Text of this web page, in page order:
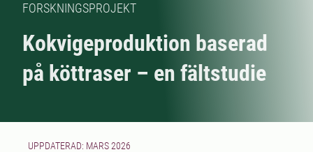
FORSKNINGSPROJEKT
Kokvigeproduktion baserad
på köttraser – en fältstudie
UPPDATERAD: MARS 2026